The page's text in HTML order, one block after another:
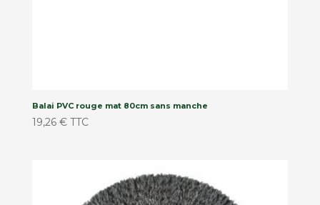
Balai PVC rouge mat 80cm sans manche
19,26 € TTC